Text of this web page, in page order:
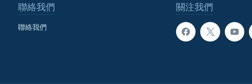
關注我們
聯絡我們
聯絡我們